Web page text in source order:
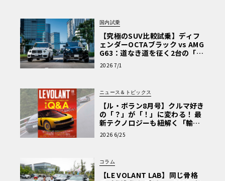
国内試乗
【究極のSUV比較試乗】ディフ
ェンダーOCTAブラック vs AMG
G63：道なき道を征く2台の「対
極的アプローチ」
2026 7/1
ニュース＆トピックス
【ル・ボラン8月号】クルマ好き
の「？」が「！」に変わる！ 最
新テクノロジーも紐解く「輸入
車Q&A」
2026 6/25
コラム
【LE VOLANT LAB】同じ骨格